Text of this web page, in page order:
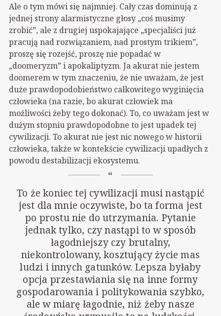
Ale o tym mówi się najmniej. Cały czas dominują z
jednej strony alarmistyczne głosy „coś musimy
zrobić”, ale z drugiej uspokajające „specjaliści już
pracują nad rozwiązaniem, nad prostym trikiem”,
proszę się rozejść, proszę nie popadać w
„doomeryzm” i apokaliptyzm. Ja akurat nie jestem
doomerem w tym znaczeniu, że nie uważam, że jest
duże prawdopodobieństwo całkowitego wyginięcia
człowieka (na razie, bo akurat człowiek ma
możliwości żeby tego dokonać). To, co uważam jest w
dużym stopniu prawdopodobne to jest upadek tej
cywilizacji. To akurat nie jest nic nowego w historii
człowieka, także w kontekście cywilizacji upadłych z
powodu destabilizacji ekosystemu.
To że koniec tej cywilizacji musi nastąpić
jest dla mnie oczywiste, bo ta forma jest
po prostu nie do utrzymania. Pytanie
jednak tylko, czy nastąpi to w sposób
łagodniejszy czy brutalny,
niekontrolowany, kosztujący życie mas
ludzi i innych gatunków. Lepsza byłaby
opcja przestawiania się na inne formy
gospodarowania i politykowania szybko,
ale w miarę łagodnie, niż żeby nasze